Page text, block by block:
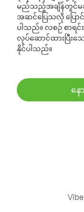
မည်သည့်အချိန်တွင်
အဆင်ပြေသလို ပြေ
ပါသည်။ လစဉ် စာရ
လုပ်ဆောင်ထားပြီးသ
နိုင်ပါသည်။
နေ